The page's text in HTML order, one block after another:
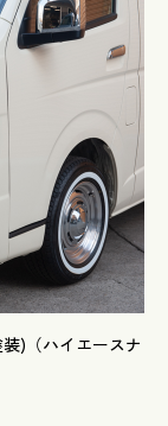
)（ハイエースナ